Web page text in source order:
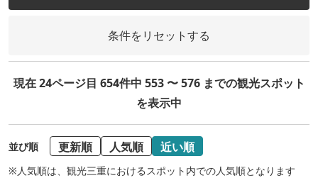
条件をリセットする
現在 24ページ目 654件中 553 〜 576 までの観光スポット
を表示中
並び順 更新順 人気順 近い順
※人気順は、観光三重におけるスポット内での人気順となります